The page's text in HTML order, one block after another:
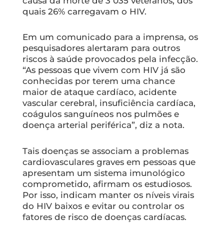
quais 26% carregavam o HIV.
Em um comunicado para a imprensa, os
pesquisadores alertaram para outros
riscos à saúde provocados pela infecção.
“As pessoas que vivem com HIV já são
conhecidas por terem uma chance
maior de ataque cardíaco, acidente
vascular cerebral, insuficiência cardíaca,
coágulos sanguíneos nos pulmões e
doença arterial periférica”, diz a nota.
Tais doenças se associam a problemas
cardiovasculares graves em pessoas que
apresentam um sistema imunológico
comprometido, afirmam os estudiosos.
Por isso, indicam manter os níveis virais
do HIV baixos e evitar ou controlar os
fatores de risco de doenças cardíacas.